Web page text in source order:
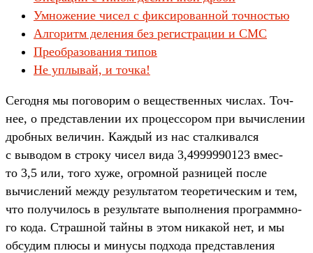
Умножение чисел с фиксированной точностью
Алгоритм деления без регистрации и СМС
Преобразования типов
Не уплывай, и точка!
Се­год­ня мы погово­рим о вещес­твен­ных чис­лах. Точ­
нее, о пред­став­лении их про­цес­сором при вычис­лении
дроб­ных величин. Каж­дый из нас стал­кивал­ся
с выводом в стро­ку чисел вида 3,4999990123 вмес­
то 3,5 или, того хуже, огромной раз­ницей пос­ле
вычис­лений меж­ду резуль­татом теоре­тичес­ким и тем,
что получи­лось в резуль­тате выпол­нения прог­рам­мно­
го кода. Страш­ной тай­ны в этом никакой нет, и мы
обсу­дим плю­сы и минусы под­хода пред­став­ления